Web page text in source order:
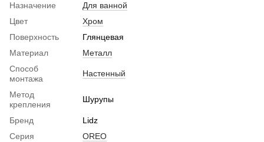
Назначение
Для ванной
Цвет
Хром
Поверхность
Глянцевая
Материал
Металл
Способ
монтажа
Настенный
Метод
крепления
Шурупы
Бренд
Lidz
Серия
OREO